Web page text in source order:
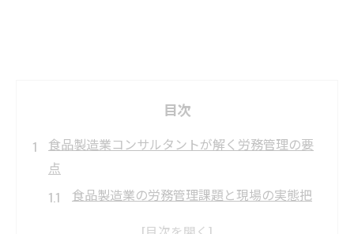
目次
食品製造業コンサルタントが解く労務管理の要
点
食品製造業の労務管理課題と現場の実態把